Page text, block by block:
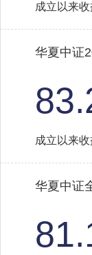
成立以来收
华夏中证
成立以来收
华夏中证